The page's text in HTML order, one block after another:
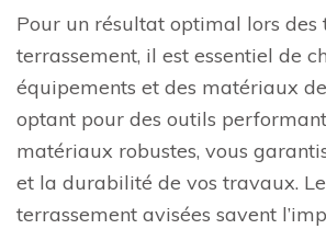
Pour un résultat optimal lors des
terrassement, il est essentiel de
équipements et des matériaux
optant pour des outils
matériaux robustes, vous
et la durabilité de vos travaux.
terrassement avisées savent